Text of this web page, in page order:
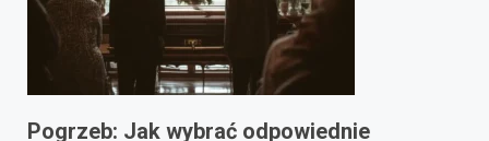
Pogrzeb: Jak wybrać odpowiednie